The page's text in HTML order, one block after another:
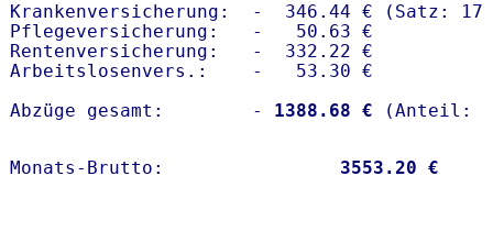
Krankenversicherung:  -  346.44 € (Satz:
Pflegeversicherung:   -   50.63 €
Rentenversicherung:   -  332.22 €
Arbeitslosenvers.:    -   53.30 €
Abzüge gesamt:        -
1388.68 €
Monats-Brutto: 3553.20 €